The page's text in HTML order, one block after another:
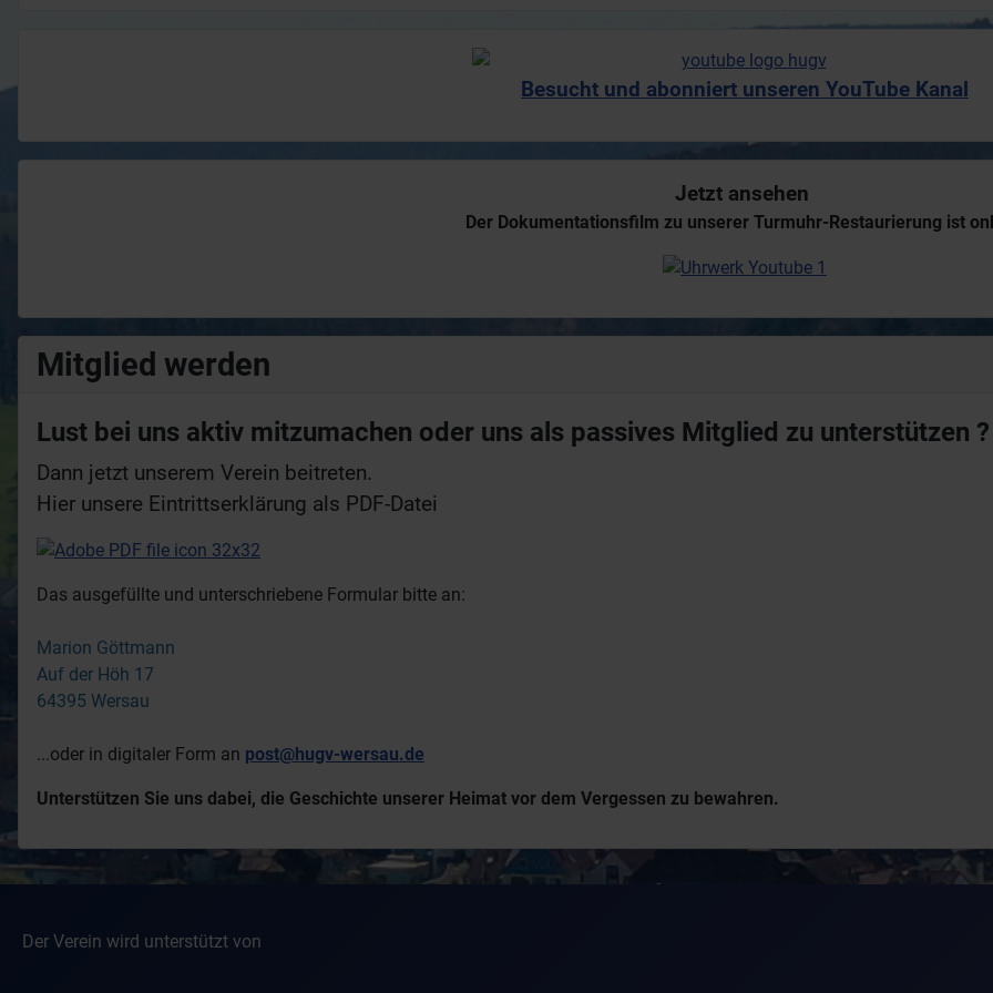
Besucht und abonniert unseren YouTube Kanal
Jetzt ansehen
Der Dokumentationsfilm zu unserer Turmuhr-Restaurierung ist
Mitglied werden
Lust bei uns aktiv mitzumachen oder uns als passives Mitglied zu unterstützen ?
Dann jetzt unserem Verein beitreten.
Hier unsere Eintrittserklärung als PDF-Datei
Das ausgefüllte und unterschriebene Formular bitte an:
Marion Göttmann
Auf der Höh 17
64395 Wersau
...oder in digitaler Form an post@hugv-wersau.de
Unterstützen Sie uns dabei, die Geschichte unserer Heimat vor dem Vergessen zu bewahren.
Der Verein wird unterstützt von